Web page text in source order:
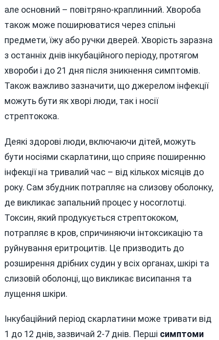
але основний – повітряно-краплинний. Хвороба
також може поширюватися через спільні
предмети, їжу або ручки дверей. Хворість заразна
з останніх днів інкубаційного періоду, протягом
хвороби і до 21 дня після зникнення симптомів.
Також важливо зазначити, що джерелом інфекції
можуть бути як хворі люди, так і носії
стрептокока.
Деякі здорові люди, включаючи дітей, можуть
бути носіями скарлатини, що сприяє поширенню
інфекції на тривалий час – від кількох місяців до
року. Сам збудник потрапляє на слизову оболонку,
де викликає запальний процес у носоглотці.
Токсин, який продукується стрептококом,
потрапляє в кров, спричиняючи інтоксикацію та
руйнування еритроцитів. Це призводить до
розширення дрібних судин у всіх органах, шкірі та
слизовій оболонці, що викликає висипання та
лущення шкіри.
Інкубаційний період скарлатини може тривати від
1 до 12 днів, зазвичай 2-7 днів. Перші симптоми